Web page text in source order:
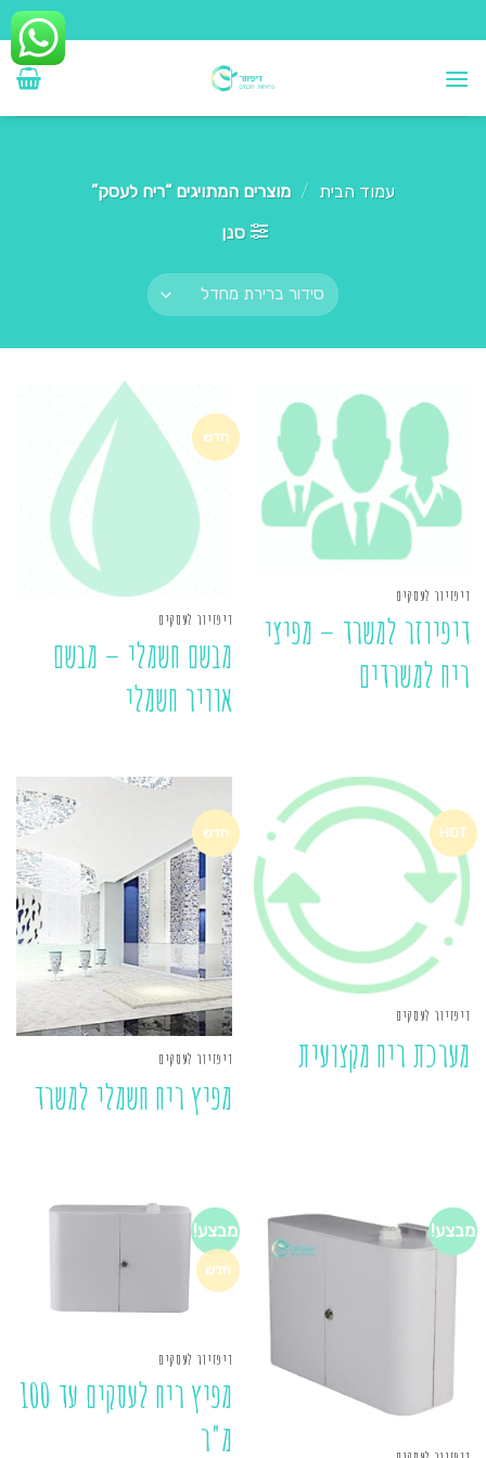
to
content
עמוד הבית / מוצרים המתויגים “ריח לעסק”
סנן
דיפזיור לעסקים
דיפיוזר למשרד – מפיצי
ריח למשרדים
חדש
דיפזיור לעסקים
מבשם חשמלי – מבשם
אוויר חשמלי
HOT
דיפזיור לעסקים
מערכת ריח מקצועית
חדש
דיפזיור לעסקים
מפיץ ריח חשמלי למשרד
מבצע! מבצע!
חדש
דיפזיור לעסקים
מפיץ ריח לעסקים עד 100
מ"ר